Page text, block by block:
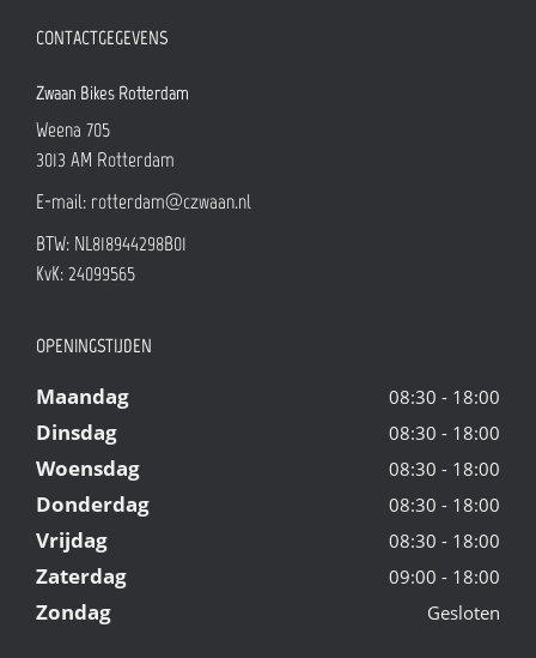
CONTACTGEGEVENS
Zwaan Bikes Rotterdam
Weena 705
3013 AM Rotterdam
E-mail: rotterdam@czwaan.nl
BTW: NL818944298B01
KvK: 24099565
OPENINGSTIJDEN
Maandag 08:30 - 18:00
Dinsdag 08:30 - 18:00
Woensdag 08:30 - 18:00
Donderdag 08:30 - 18:00
Vrijdag 08:30 - 18:00
Zaterdag 09:00 - 18:00
Zondag Gesloten